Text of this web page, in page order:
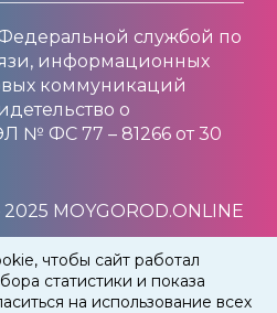
чтобы сайт работал
статистики и показа
на использование всех
службой по
информационных
коммуникаций
о
№ ФС 77 – 81266 от 30
MOYGOROD.ONLINE